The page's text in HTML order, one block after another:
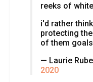
reeks of
i'd rather
protecting
of them
— Laurie
2020